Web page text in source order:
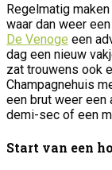
Regelmatig
waar dan weer
De Venoge een
dag een nieuw
zat trouwens ook
Champagnehuis
een brut weer een
demi-sec of een
Start van een